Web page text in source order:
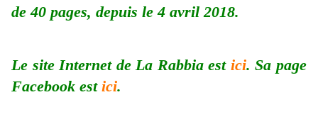
de 40 pages, depuis le 4 avril 2018.
Le site Internet de La Rabbia est ici. Sa page
Facebook est ici.